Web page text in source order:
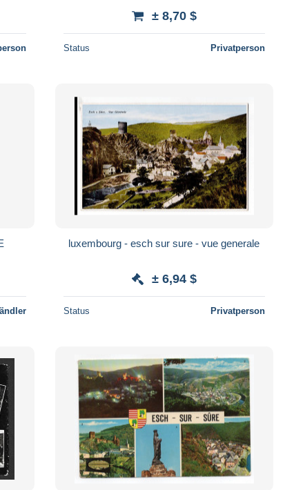
± 8,70 $
Status Privatperson
luxembourg - esch sur sure - vue generale
± 6,94 $
Status Privatperson